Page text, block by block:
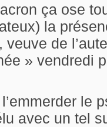
ça ose
la
de
» vendredi
le
avec un tel